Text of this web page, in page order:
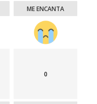
ME ENCANTA
0